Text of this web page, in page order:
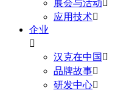
展会与活动
应用技术
企业

汉克在中国 
品牌故事
研发中心